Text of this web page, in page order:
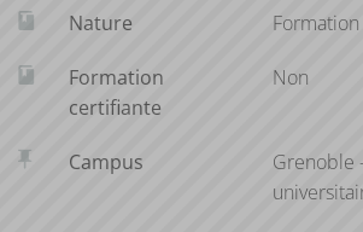
l’oral, en réception, production et
Nature
Formation
certifiante
Non
Campus
Grenoble